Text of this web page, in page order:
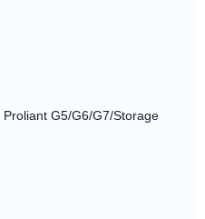
G5/G6/G7/Storage